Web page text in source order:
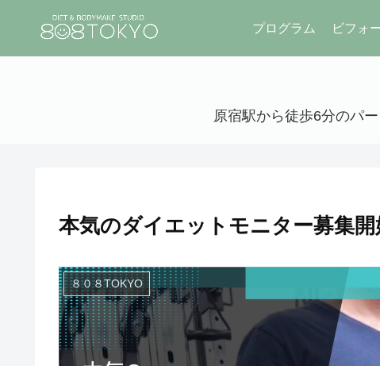
プログラム ビフォ
原宿駅から徒歩6分のパ
本気のダイエットモニター募集
８０８TOKYO